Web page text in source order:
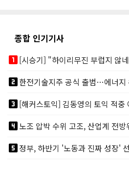
종합 인기기사
looks_one
looks_two한전기술지주 공식 출범…에너지
looks_3[해커스토익] 김동영의 토익 적중
looks_4노조 압박 수위 고조, 산업계 전방
looks_5